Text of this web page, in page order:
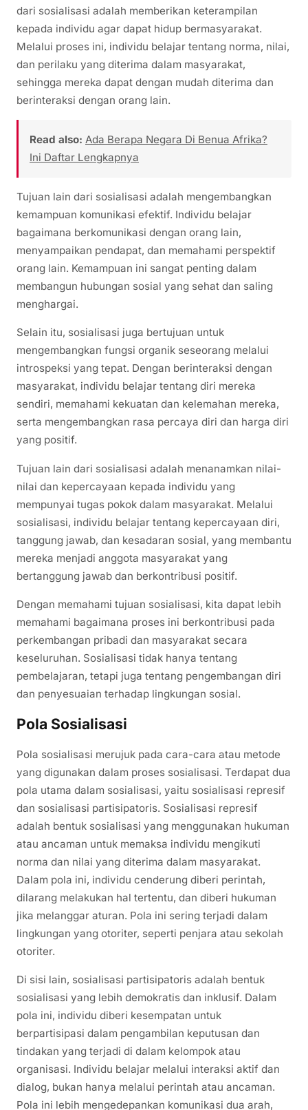
dari sosialisasi adalah memberikan keterampilan
kepada individu agar dapat hidup bermasyarakat.
Melalui proses ini, individu belajar tentang norma, nilai,
dan perilaku yang diterima dalam masyarakat,
sehingga mereka dapat dengan mudah diterima dan
berinteraksi dengan orang lain.
Read also: Ada Berapa Negara Di Benua Afrika?
Ini Daftar Lengkapnya
Tujuan lain dari sosialisasi adalah mengembangkan
kemampuan komunikasi efektif. Individu belajar
bagaimana berkomunikasi dengan orang lain,
menyampaikan pendapat, dan memahami perspektif
orang lain. Kemampuan ini sangat penting dalam
membangun hubungan sosial yang sehat dan saling
menghargai.
Selain itu, sosialisasi juga bertujuan untuk
mengembangkan fungsi organik seseorang melalui
introspeksi yang tepat. Dengan berinteraksi dengan
masyarakat, individu belajar tentang diri mereka
sendiri, memahami kekuatan dan kelemahan mereka,
serta mengembangkan rasa percaya diri dan harga diri
yang positif.
Tujuan lain dari sosialisasi adalah menanamkan nilai-
nilai dan kepercayaan kepada individu yang
mempunyai tugas pokok dalam masyarakat. Melalui
sosialisasi, individu belajar tentang kepercayaan diri,
tanggung jawab, dan kesadaran sosial, yang membantu
mereka menjadi anggota masyarakat yang
bertanggung jawab dan berkontribusi positif.
Dengan memahami tujuan sosialisasi, kita dapat lebih
memahami bagaimana proses ini berkontribusi pada
perkembangan pribadi dan masyarakat secara
keseluruhan. Sosialisasi tidak hanya tentang
pembelajaran, tetapi juga tentang pengembangan diri
dan penyesuaian terhadap lingkungan sosial.
Pola Sosialisasi
Pola sosialisasi merujuk pada cara-cara atau metode
yang digunakan dalam proses sosialisasi. Terdapat dua
pola utama dalam sosialisasi, yaitu sosialisasi represif
dan sosialisasi partisipatoris. Sosialisasi represif
adalah bentuk sosialisasi yang menggunakan hukuman
atau ancaman untuk memaksa individu mengikuti
norma dan nilai yang diterima dalam masyarakat.
Dalam pola ini, individu cenderung diberi perintah,
dilarang melakukan hal tertentu, dan diberi hukuman
jika melanggar aturan. Pola ini sering terjadi dalam
lingkungan yang otoriter, seperti penjara atau sekolah
otoriter.
Di sisi lain, sosialisasi partisipatoris adalah bentuk
sosialisasi yang lebih demokratis dan inklusif. Dalam
pola ini, individu diberi kesempatan untuk
berpartisipasi dalam pengambilan keputusan dan
tindakan yang terjadi di dalam kelompok atau
organisasi. Individu belajar melalui interaksi aktif dan
dialog, bukan hanya melalui perintah atau ancaman.
Pola ini lebih mengedepankan komunikasi dua arah,